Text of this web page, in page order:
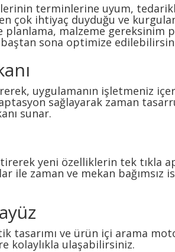
terminlerine uyum,
çok ihtiyaç duyduğu ve
malzeme gereksinim
sona optimize
uygulamanın işletmeniz
sağlayarak zaman
sunar.
yeni özelliklerin tek tıkla
ile zaman ve mekan bağımsız
tasarımı ve ürün içi arama
kolaylıkla ulaşabilirsiniz.